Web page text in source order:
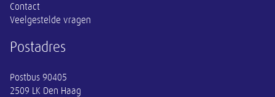
Contact
Veelgestelde vragen
Postadres
Postbus 90405
2509 LK Den Haag